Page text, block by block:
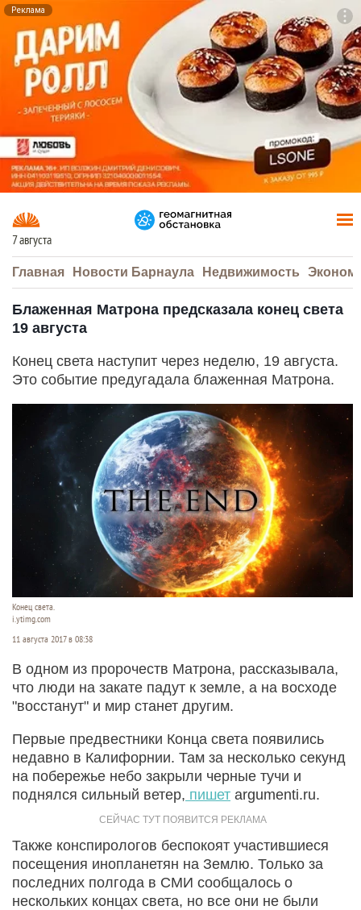
Реклама
7 августа
Главная Новости Барнаула Недвижимость
Блаженная Матрона предсказала конец света
19 августа
Конец света наступит через неделю, 19 августа.
Это событие предугадала блаженная Матрона.
Конец света.
i.ytimg.com
11 августа 2017 в 08:38
В одном из пророчеств Матрона, рассказывала,
что люди на закате падут к земле, а на восходе
"восстанут" и мир станет другим.
Первые предвестники Конца света появились
недавно в Калифорнии. Там за несколько секунд
на побережье небо закрыли черные тучи и
поднялся сильный ветер, пишет argumenti.ru.
Также конспирологов беспокоят участившиеся
посещения инопланетян на Землю. Только за
последних полгода в СМИ сообщалось о
нескольких концах света, но все они не были